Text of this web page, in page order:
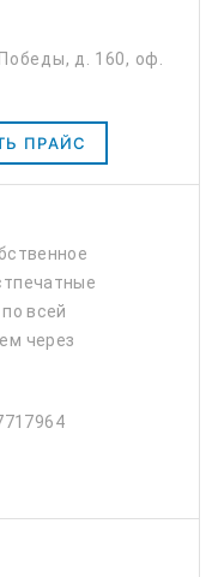
д. 160, оф.
ПРАЙС
всей
через
с бумагой,